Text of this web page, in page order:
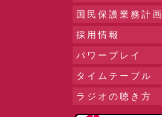
国民保護業務計画
採用情報
パワープレイ
タイムテーブル
ラジオの聴き方